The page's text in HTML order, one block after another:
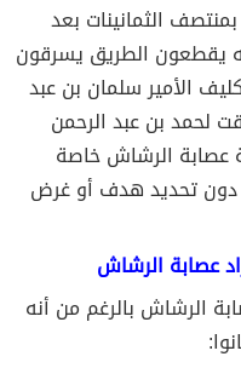
الثمانينات بعد
يقطعون الطريق يسرقون
الأمير سلمان بن عبد
لحمد بن عبد الرحمن
عصابة الرشاش خاصة
دون تحديد هدف أو غرض
عصابة الرشاش
الرشاش بالرغم من أنه